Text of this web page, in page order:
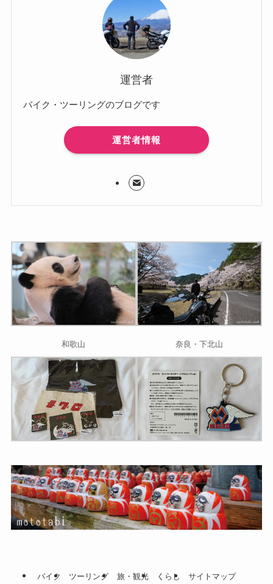
運営者
バイク・ツーリングのブログです
運営者情報
和歌山 奈良・下北山
バイク ツーリング 旅・観光 くらし サイトマップ